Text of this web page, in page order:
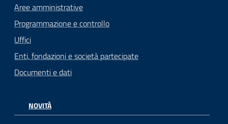
Aree amministrative
Programmazione e controllo
Uffici
Enti, fondazioni e società partecipate
Documenti e dati
NOVITÀ